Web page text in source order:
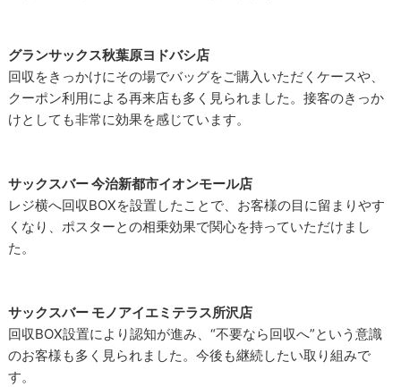
グランサックス秋葉原ヨドバシ店
回収をきっかけにその場でバッグをご購入いただくケースや、
クーポン利用による再来店も多く見られました。接客のきっか
けとしても非常に効果を感じています。
サックスバー 今治新都市イオンモール店
レジ横へ回収BOXを設置したことで、お客様の目に留まりやす
くなり、ポスターとの相乗効果で関心を持っていただけまし
た。
サックスバー モノアイエミテラス所沢店
回収BOX設置により認知が進み、“不要なら回収へ”という意識
のお客様も多く見られました。今後も継続したい取り組みで
す。